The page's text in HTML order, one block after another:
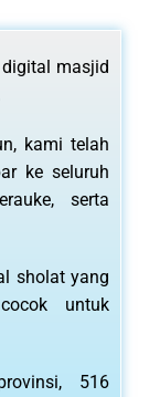
masjid
kami telah
ke seluruh
serta
sholat yang
untuk
516